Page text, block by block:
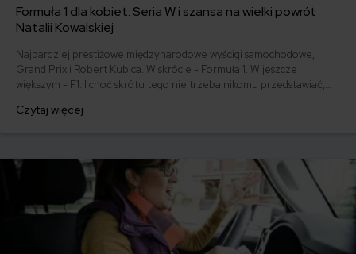
Formuła 1 dla kobiet: Seria W i szansa na wielki powrót
Natalii Kowalskiej
Najbardziej prestiżowe międzynarodowe wyścigi samochodowe,
Grand Prix i Robert Kubica. W skrócie - Formuła 1. W jeszcze
większym - F1. I choć skrótu tego nie trzeba nikomu przedstawiać,
zostać zainaugurowana już w 2019 roku!
Czytaj więcej